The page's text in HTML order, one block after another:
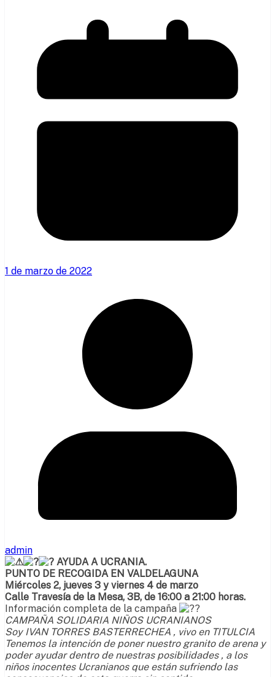
1 de marzo de 2022
admin
AYUDA A UCRANIA.
PUNTO DE RECOGIDA EN VALDELAGUNA
Miércoles 2, jueves 3 y viernes 4 de marzo
Calle Travesía de la Mesa, 3B, de 16:00 a 21:00 horas.
Información completa de la campaña
CAMPAÑA SOLIDARIA NIÑOS UCRANIANOS
Soy IVAN TORRES BASTERRECHEA , vivo en TITULCIA
Tenemos la intención de poner nuestro granito de arena y
poder ayudar dentro de nuestras posibilidades , a los
niños inocentes Ucranianos que están sufriendo las